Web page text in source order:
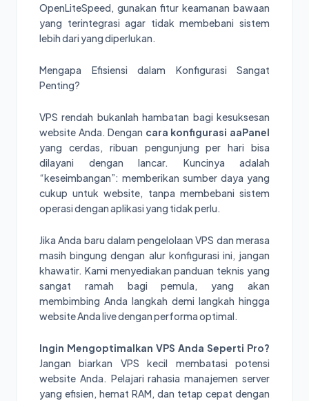
OpenLiteSpeed, gunakan fitur keamanan bawaan
yang terintegrasi agar tidak membebani sistem
lebih dari yang diperlukan.
Mengapa Efisiensi dalam Konfigurasi Sangat
Penting?
VPS rendah bukanlah hambatan bagi kesuksesan
website Anda. Dengan cara konfigurasi aaPanel
yang cerdas, ribuan pengunjung per hari bisa
dilayani dengan lancar. Kuncinya adalah
“keseimbangan”: memberikan sumber daya yang
cukup untuk website, tanpa membebani sistem
operasi dengan aplikasi yang tidak perlu.
Jika Anda baru dalam pengelolaan VPS dan merasa
masih bingung dengan alur konfigurasi ini, jangan
khawatir. Kami menyediakan panduan teknis yang
sangat ramah bagi pemula, yang akan
membimbing Anda langkah demi langkah hingga
website Anda live dengan performa optimal.
Ingin Mengoptimalkan VPS Anda Seperti Pro?
Jangan biarkan VPS kecil membatasi potensi
website Anda. Pelajari rahasia manajemen server
yang efisien, hemat RAM, dan tetap cepat dengan